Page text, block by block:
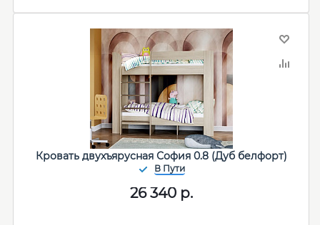
Кровать двухъярусная София 0.8 (Дуб белфорт)
26 340 р.